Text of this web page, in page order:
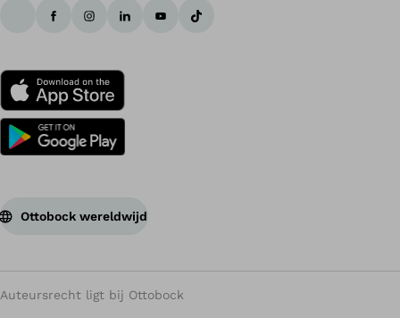
Ottobock wereldwijd
Auteursrecht ligt bij Ottobock